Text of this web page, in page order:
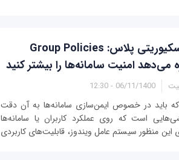
آموزش رایگان سکیوریتی پلاس: Group Policies
می‌دهد امنیت سامانه‌ها را بیشتر کنید
06/11/1400 - 12:30
باید در خصوص ایمن‌سازی سامانه‌ها به آن دقت
است که روی عملکرد کاربران یا سامانه‌ها
این منظور سیستم عامل ویندوز، قابلیت‌های کاربردی